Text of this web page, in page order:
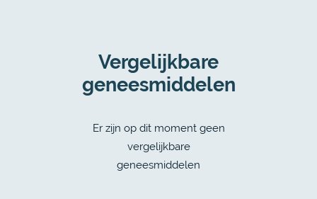
Vergelijkbare
geneesmiddelen
Er zijn op dit moment geen
vergelijkbare
geneesmiddelen